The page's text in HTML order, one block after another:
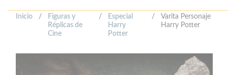
Inicio /
Figuras y
Réplicas de
Cine
/
Especial
Harry
Potter
/ Varita Personaje
Harry Potter